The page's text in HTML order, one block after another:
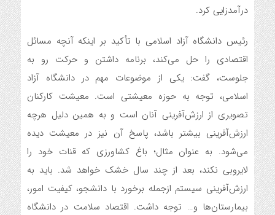
درآمدزایی کرد.
رئیس دانشگاه آزاد اسلامی با تأکید بر اینکه آنچه مسائل
اقتصادی را حل می‌کند، برنامه داشتن و حرکت رو به
جلوست، گفت: یکی از موضوعات مهم در دانشگاه آزاد
اسلامی، توجه به حوزه معیشتی است. معیشت کارکنان
تصویری از ارزش‌آفرینی آنان است و به همین دلیل هرچه
ارزش‌آفرینی بیشتر باشد، پاسخ آن نیز در معیشت دیده
می‌شود. به عنوان مثال؛ باغ کشاورزی که قنات خود را
لایروبی نکند، بعد از چند سال خشک خواهد شد. باید به
ارزش‌آفرینی سیستم ازجمله برخورد با دانشجو، کیفیت امور،
بیمارستان‌ها و… توجه داشت. اقتصاد سلامت در دانشگاه